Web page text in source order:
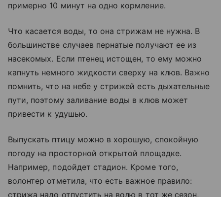
примерно 10 минут на одно кормление.
Что касается воды, то она стрижам не нужна. В
большинстве случаев пернатые получают ее из
насекомых. Если птенец истощен, то ему можно
капнуть немного жидкости сверху на клюв. Важно
помнить, что на небе у стрижей есть дыхательные
пути, поэтому заливание воды в клюв может
привести к удушью.
Выпускать птицу можно в хорошую, спокойную
погоду на просторной открытой площадке.
Например, подойдет стадион. Кроме того,
волонтер отметила, что есть важное правило:
стрижа надо отпустить на волю в тот же сезон,